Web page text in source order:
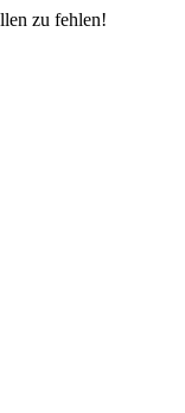
zu fehlen!